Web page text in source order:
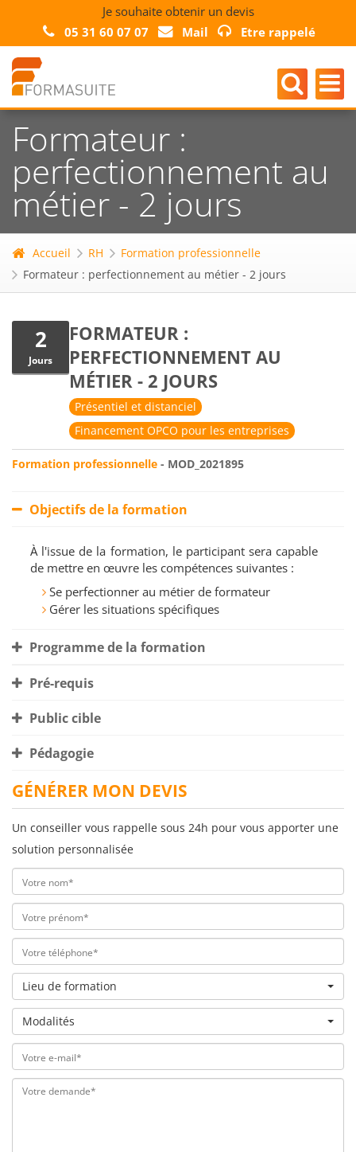
Je souhaite obtenir un devis
05 31 60 07 07
Mail Etre rappelé
Formateur :
perfectionnement au
métier - 2 jours
Accueil RH
Formation professionnelle
Formateur : perfectionnement au métier - 2 jours
2
Jours
FORMATEUR :
PERFECTIONNEMENT AU
MÉTIER - 2 JOURS
Présentiel et distanciel
Financement OPCO pour les entreprises
Formation professionnelle - MOD_2021895
Objectifs de la formation
À l'issue de la formation, le participant sera capable
de mettre en œuvre les compétences suivantes :
Se perfectionner au métier de formateur
Gérer les situations spécifiques
Programme de la formation
Pré-requis
Public cible
Pédagogie
GÉNÉRER MON DEVIS
Un conseiller vous rappelle sous 24h pour vous apporter une
solution personnalisée
Lieu de formation
Modalités